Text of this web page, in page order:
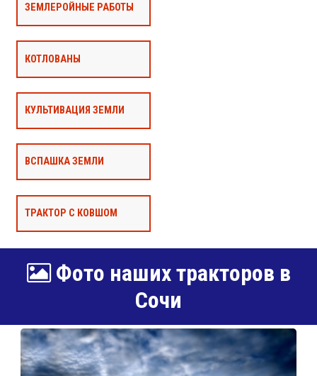
ЗЕМЛЕРОЙНЫЕ РАБОТЫ
КОТЛОВАНЫ
КУЛЬТИВАЦИЯ ЗЕМЛИ
ВСПАШКА ЗЕМЛИ
ТРАКТОР С КОВШОМ
Фото наших тракторов в
Сочи